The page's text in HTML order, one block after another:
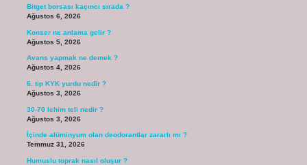
Bitget borsası kaçıncı sırada ?
Ağustos 6, 2026
Konser ne anlama gelir ?
Ağustos 5, 2026
Avans yapmak ne demek ?
Ağustos 4, 2026
6. tip KYK yurdu nedir ?
Ağustos 3, 2026
30-70 lehim teli nedir ?
Ağustos 3, 2026
İçinde alüminyum olan deodorantlar zararlı mı ?
Temmuz 31, 2026
Humuslu toprak nasıl oluşur ?